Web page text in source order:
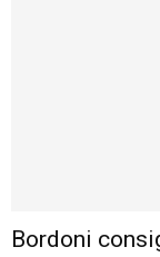
Bordoni